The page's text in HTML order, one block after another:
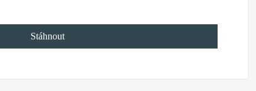
Stáhnout